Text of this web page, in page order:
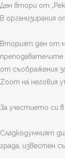
Ден втори от
В организирания
Вторият ден от
преподавателите
от съображения
Zoom на неговия
За участието си
Сладкодумният
града, известен